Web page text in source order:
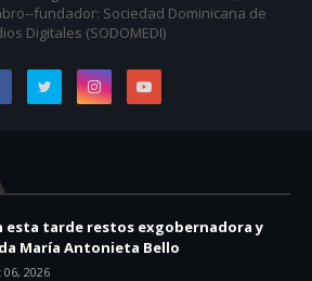
fundador: Sociedad Dominicana de
Digitales (SODOMEDI)
esta tarde restos exgobernadora y
María Antonieta Bello
2026